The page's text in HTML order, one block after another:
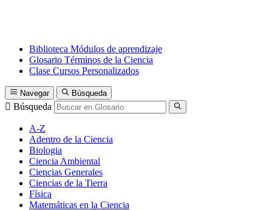
Biblioteca Módulos de aprendizaje
Glosario Términos de la Ciencia
Clase Cursos Personalizados
Navegar Búsqueda
Búsqueda
A-Z
Adentro de la Ciencia
Biologia
Ciencia Ambiental
Ciencias Generales
Ciencias de la Tierra
Física
Matemáticas en la Ciencia